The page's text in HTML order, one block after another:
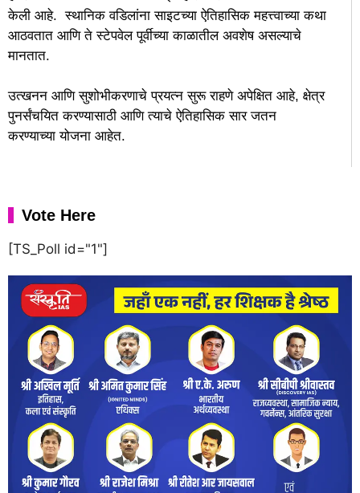
केली आहे. स्थानिक वडिलांना साइटच्या ऐतिहासिक महत्त्वाच्या कथा
आठवतात आणि ते स्टेपवेल पूर्वीच्या काळातील अवशेष असल्याचे
मानतात.
उत्खनन आणि सुशोभीकरणाचे प्रयत्न सुरू राहणे अपेक्षित आहे, क्षेत्र
पुनर्संचयित करण्यासाठी आणि त्याचे ऐतिहासिक सार जतन
करण्याच्या योजना आहेत.
Vote Here
[TS_Poll id="1"]